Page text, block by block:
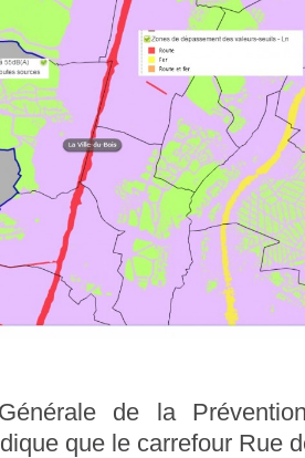
de la
que le carrefour Rue